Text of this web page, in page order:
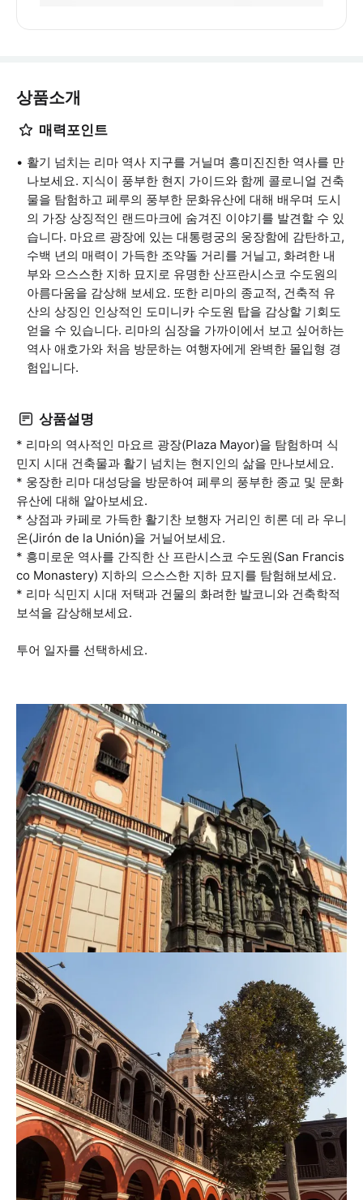
상품소개
매력포인트
활기 넘치는 리마 역사 지구를 거닐며 흥미진진한 역사를 만
나보세요. 지식이 풍부한 현지 가이드와 함께 콜로니얼 건축
물을 탐험하고 페루의 풍부한 문화유산에 대해 배우며 도시
의 가장 상징적인 랜드마크에 숨겨진 이야기를 발견할 수 있
습니다. 마요르 광장에 있는 대통령궁의 웅장함에 감탄하고,
수백 년의 매력이 가득한 조약돌 거리를 거닐고, 화려한 내
부와 으스스한 지하 묘지로 유명한 산프란시스코 수도원의
아름다움을 감상해 보세요. 또한 리마의 종교적, 건축적 유
산의 상징인 인상적인 도미니카 수도원 탑을 감상할 기회도
얻을 수 있습니다. 리마의 심장을 가까이에서 보고 싶어하는
역사 애호가와 처음 방문하는 여행자에게 완벽한 몰입형 경
험입니다.
상품설명
* 리마의 역사적인 마요르 광장(Plaza Mayor)을 탐험하며 식
민지 시대 건축물과 활기 넘치는 현지인의 삶을 만나보세요.
* 웅장한 리마 대성당을 방문하여 페루의 풍부한 종교 및 문화
유산에 대해 알아보세요.
* 상점과 카페로 가득한 활기찬 보행자 거리인 히론 데 라 우니
온(Jirón de la Unión)을 거닐어보세요.
* 흥미로운 역사를 간직한 산 프란시스코 수도원(San Francis
co Monastery) 지하의 으스스한 지하 묘지를 탐험해보세요.
* 리마 식민지 시대 저택과 건물의 화려한 발코니와 건축학적
보석을 감상해보세요.
투어 일자를 선택하세요.